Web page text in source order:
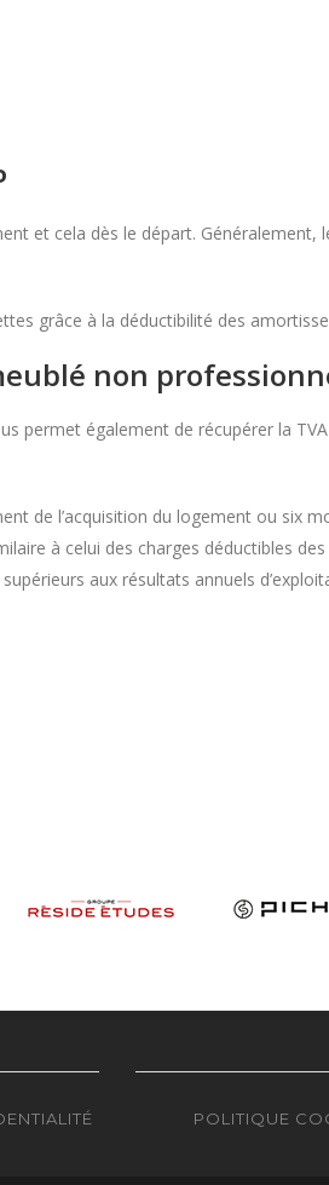
et cela dès le départ.
grâce à la déductibilité des
non
permet également de récupérer la
de l’acquisition du logement ou six
à celui des charges déductibles
aux résultats annuels
POLITIQUE